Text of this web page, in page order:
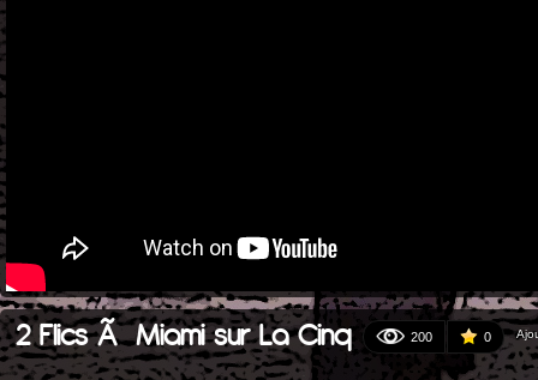
2 Flics Ã Miami sur La Cinq 200 0